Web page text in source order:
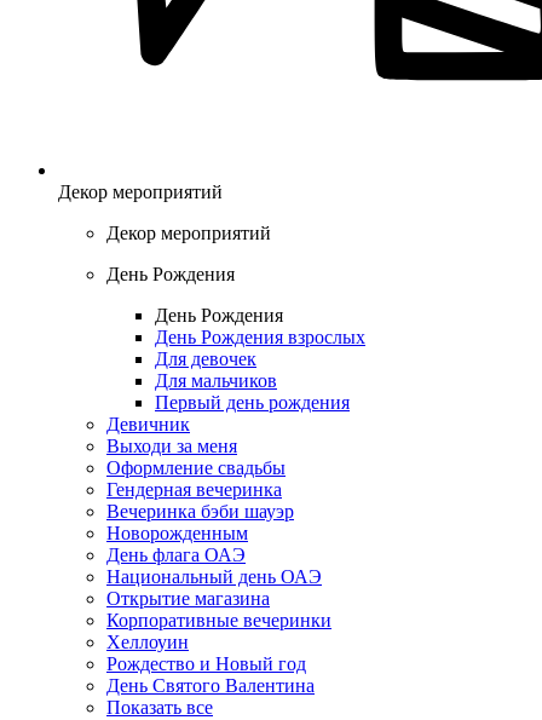
Декор мероприятий
Декор мероприятий
День Рождения
День Рождения
День Рождения взрослых
Для девочек
Для мальчиков
Первый день рождения
Девичник
Выходи за меня
Оформление свадьбы
Гендерная вечеринка
Вечеринка бэби шауэр
Новорожденным
День флага ОАЭ
Национальный день ОАЭ
Открытие магазина
Корпоративные вечеринки
Хеллоуин
Рождество и Новый год
День Святого Валентина
Показать все